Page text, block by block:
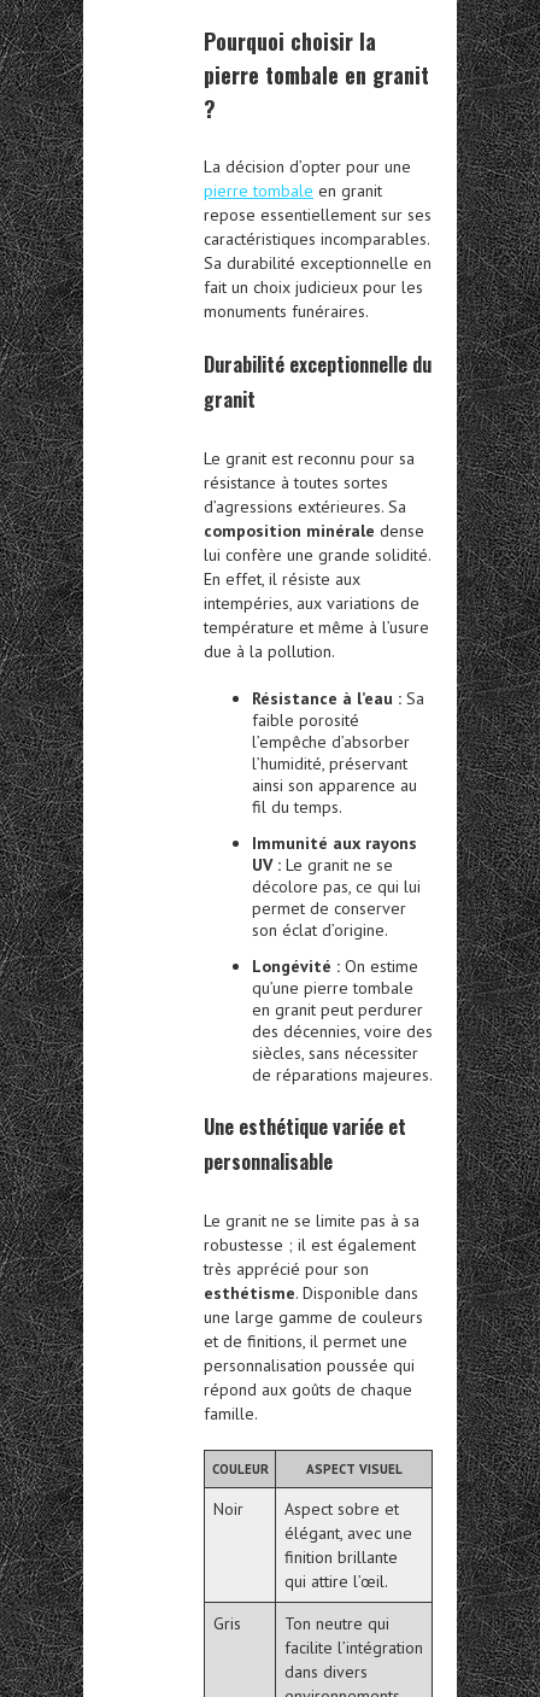
Pourquoi choisir la
pierre tombale en granit
?
La décision d’opter pour une
pierre tombale en granit
repose essentiellement sur ses
caractéristiques incomparables.
Sa durabilité exceptionnelle en
fait un choix judicieux pour les
monuments funéraires.
Durabilité exceptionnelle du
granit
Le granit est reconnu pour sa
résistance à toutes sortes
d’agressions extérieures. Sa
composition minérale dense
lui confère une grande solidité.
En effet, il résiste aux
intempéries, aux variations de
température et même à l’usure
due à la pollution.
Résistance à l’eau : Sa
faible porosité
l’empêche d’absorber
l’humidité, préservant
ainsi son apparence au
fil du temps.
Immunité aux rayons
UV : Le granit ne se
décolore pas, ce qui lui
permet de conserver
son éclat d’origine.
Longévité : On estime
qu’une pierre tombale
en granit peut perdurer
des décennies, voire des
siècles, sans nécessiter
de réparations majeures.
Une esthétique variée et
personnalisable
Le granit ne se limite pas à sa
robustesse ; il est également
très apprécié pour son
esthétisme. Disponible dans
une large gamme de couleurs
et de finitions, il permet une
personnalisation poussée qui
répond aux goûts de chaque
famille.
COULEUR ASPECT VISUEL
Noir
Aspect sobre et
élégant, avec une
finition brillante
qui attire l’œil.
Gris
Ton neutre qui
facilite l’intégration
dans divers